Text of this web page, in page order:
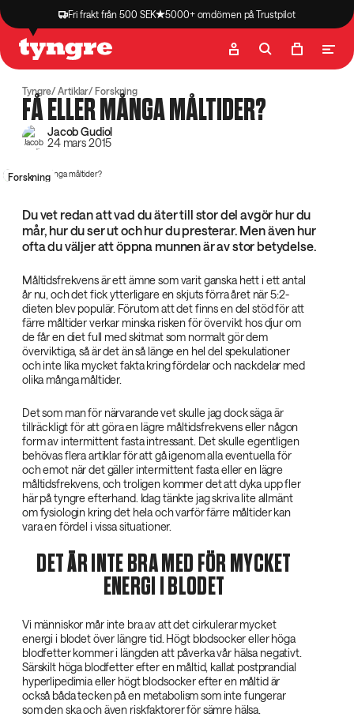
Fri frakt från 500 SEK 5000+ omdömen på Trustpilot
Butik Recept
Tyngre Artiklar Forskning
FÅ ELLER MÅNGA MÅLTIDER?
Jacob Gudiol
24 mars 2015
Forskning
Du vet redan att vad du äter till stor del avgör hur du
mår, hur du ser ut och hur du presterar. Men även hur
ofta du väljer att öppna munnen är av stor betydelse.
Måltidsfrekvens är ett ämne som varit ganska hett i ett antal
år nu, och det fick ytterligare en skjuts förra året när 5:2-
dieten blev populär. Förutom att det finns en del stöd för att
färre måltider verkar minska risken för övervikt hos djur om
de får en diet full med skitmat som normalt gör dem
överviktiga, så är det än så länge en hel del spekulationer
och inte lika mycket fakta kring fördelar och nackdelar med
olika många måltider.
Det som man för närvarande vet skulle jag dock säga är
tillräckligt för att göra en lägre måltidsfrekvens eller någon
form av intermittent fasta intressant. Det skulle egentligen
behövas flera artiklar för att gå igenom alla eventuella för
och emot när det gäller intermittent fasta eller en lägre
måltidsfrekvens, och troligen kommer det att dyka upp fler
här på tyngre efterhand. Idag tänkte jag skriva lite allmänt
om fysiologin kring det hela och varför färre måltider kan
vara en fördel i vissa situationer.
DET ÄR INTE BRA MED FÖR MYCKET
ENERGI I BLODET
Vi människor mår inte bra av att det cirkulerar mycket
energi i blodet över längre tid. Högt blodsocker eller höga
blodfetter kommer i längden att påverka vår hälsa negativt.
Särskilt höga blodfetter efter en måltid, kallat postprandial
hyperlipedimia eller högt blodsocker efter en måltid är
också båda tecken på en metabolism som inte fungerar
som den ska och även riskfaktorer för sämre hälsa.